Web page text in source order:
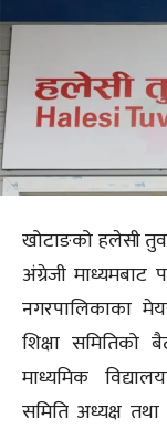
खोटाङको हलेसी
अंग्रेजी माध्यमबाट
नगरपालिकाका
शिक्षा
माध्यमिक
समिति अध्यक्ष तथा